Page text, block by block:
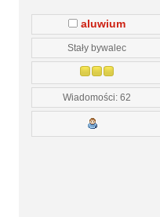
aluwium
Stały bywalec
Wiadomości: 62